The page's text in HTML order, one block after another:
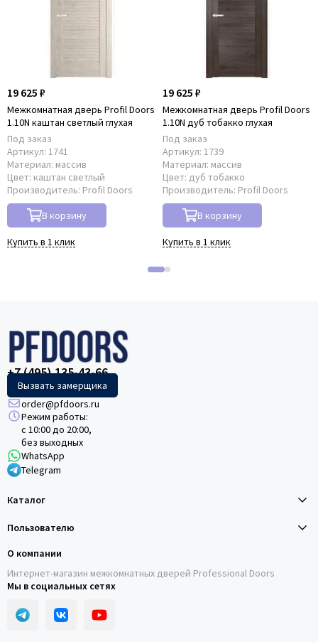
19 625 ₽
Межкомнатная дверь Profil Doors
1.10N каштан светлый глухая
Под заказ
Артикул: 1741
Материал: массив
Цвет: каштан светлый
Производитель: Profil Doors
В корзину
Купить в 1 клик
19 625 ₽
Межкомнатная дверь Profil Doors
1.10N дуб тобакко глухая
Под заказ
Артикул: 1739
Материал: массив
Цвет: дуб тобакко
Производитель: Profil Doors
В корзину
Купить в 1 клик
+7 (495) 135-43-66
Вызвать замерщика
order@pfdoors.ru
Режим работы:
с 10:00 до 20:00,
без выходных
WhatsApp
Telegram
Каталог
Пользователю
О компании
Интернет-магазин межкомнатных дверей Professional Doors
Мы в социальных сетях